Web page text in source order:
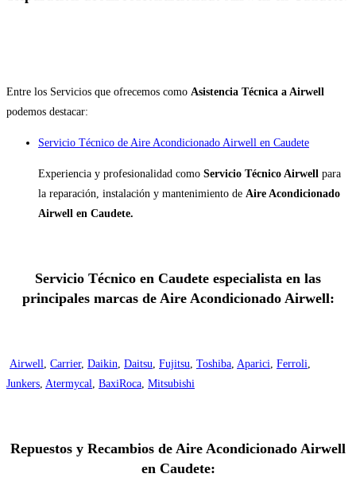
Entre los Servicios que ofrecemos como Asistencia Técnica a Airwell
podemos destacar:
Servicio Técnico de Aire Acondicionado Airwell en Caudete
Experiencia y profesionalidad como Servicio Técnico Airwell para
la reparación, instalación y mantenimiento de Aire Acondicionado
Airwell en Caudete.
Servicio Técnico en Caudete especialista en las
principales marcas de Aire Acondicionado Airwell:
Airwell, Carrier, Daikin, Daitsu, Fujitsu, Toshiba, Aparici, Ferroli,
Junkers, Atermycal, BaxiRoca, Mitsubishi
Repuestos y Recambios de Aire Acondicionado Airwell
en Caudete: